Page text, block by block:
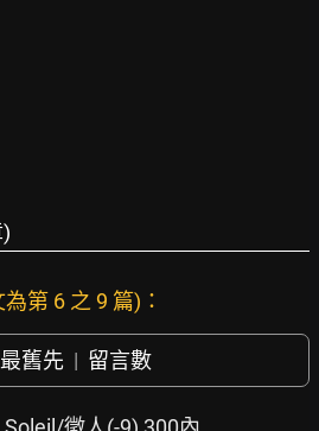
第 6 之 9 篇)：
最舊先 | 留言數